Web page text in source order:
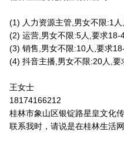
(1) 人力资源主管,男女不限:1
(2) 运营,男女不限:5人,要求
(3) 销售,男女不限:10人,要求
(4) 抖音主播,男女不限:20人,
王女士
18174166212
桂林市象山区银锭路星皇文化
联系我时，请说是在桂林生活